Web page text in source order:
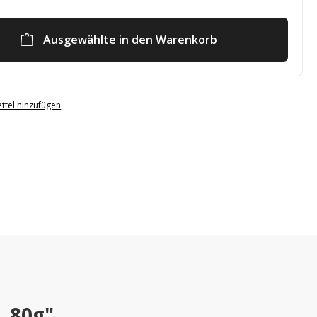
Ausgewählte in den Warenkorb
hinzufügen